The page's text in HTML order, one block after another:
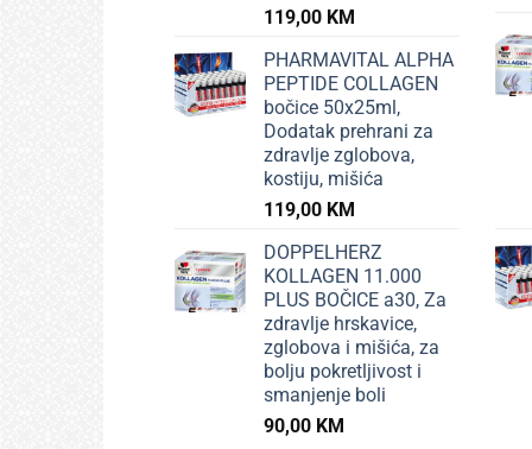
119,00 KM
PHARMAVITAL ALPHA
PEPTIDE COLLAGEN
bočice 50x25ml,
Dodatak prehrani za
zdravlje zglobova,
kostiju, mišića
119,00 KM
DOPPELHERZ
KOLLAGEN 11.000
PLUS BOČICE a30, Za
zdravlje hrskavice,
zglobova i mišića, za
bolju pokretljivost i
smanjenje boli
90,00 KM